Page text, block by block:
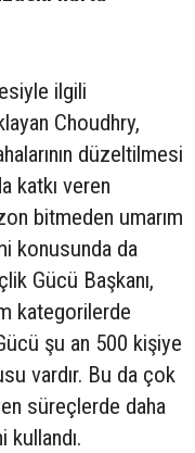
ilgili
Choudhry,
düzeltilmesi
katkı veren
bitmeden umarım
konusunda da
Gücü Başkanı,
kategorilerde
şu an 500 kişiye
vardır. Bu da çok
süreçlerde daha